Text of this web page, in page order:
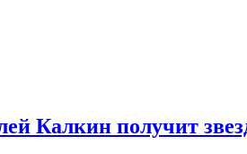
Калкин получит